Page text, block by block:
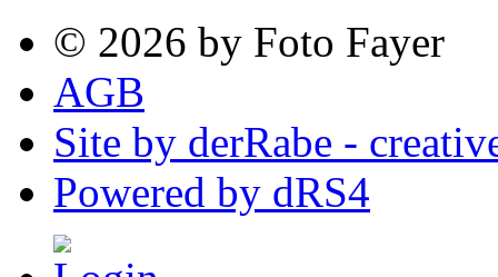
© 2026 by Foto Fayer
AGB
Site by derRabe -
Powered by dRS4